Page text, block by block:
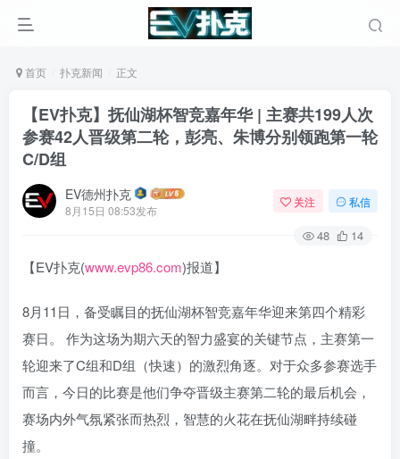
首页 扑克新闻 正文
【EV扑克】抚仙湖杯智竞嘉年华 | 主赛共199人次
参赛42人晋级第二轮，彭亮、朱博分别领跑第一轮
C/D组
EV德州扑克
8月15日 08:53发布
关注 私信
48 14
【EV扑克(www.evp86.com)报道】
8月11日，备受瞩目的抚仙湖杯智竞嘉年华迎来第四个精彩
赛日。 作为这场为期六天的智力盛宴的关键节点，主赛第一
轮迎来了C组和D组（快速）的激烈角逐。对于众多参赛选手
而言，今日的比赛是他们争夺晋级主赛第二轮的最后机会，
赛场内外气氛紧张而热烈，智慧的火花在抚仙湖畔持续碰
撞。